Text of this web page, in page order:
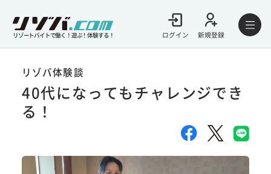
リゾートバイトで働く！遊ぶ！体験する！ ログイン 新規登録
リゾバ体験談
40代になってもチャレンジでき
る！